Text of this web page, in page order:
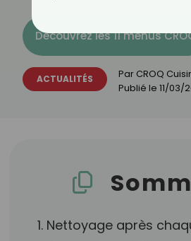
Découvrez les 11 menus
ACTUALITÉS Par CROQ
Publié le 11/03/
1. Nettoyage après